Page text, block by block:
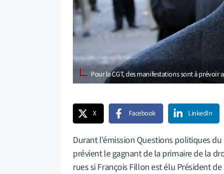
Pour la CGT, des manifestations sont à
X Facebook LinkedIn
Durant l’émission Questions politiques
prévient le gagnant de la primaire de la
rues si François Fillon est élu Président